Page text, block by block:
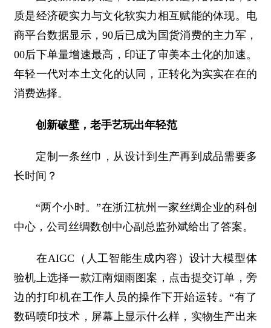
质是经济硬实力与文化软实力相互赋能的体现。电
商平台数据显示，90后已成为国货消费的主力军，
00后下单量增速最高，印证了审美本土化的加速。
年轻一代对本土文化的认同，正转化为实实在在的
消费选择。
创新破壁，老手艺玩出年轻范
定制一条丝巾，从设计到生产再到成品需要多
长时间？
“两个小时。”在浙江杭州一家丝绸企业的科创
中心，公司丝绸数创中心副总监孙斌给出了答案。
在AIGC（人工智能生成内容）设计大模型体
验机上选择一款江南烟雨图案，点击提交订单，旁
边的打印机在工作人员的操作下开始运转。“有了
数码喷印技术，屏幕上显示什么样，实物生产出来